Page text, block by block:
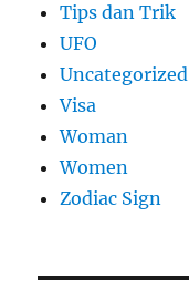
Tips dan Trik
UFO
Uncategorized
Visa
Woman
Women
Zodiac Sign